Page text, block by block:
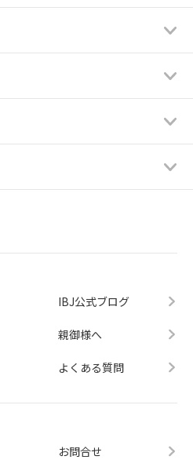
IBJ公式ブログ
親御様へ
よくある質問
お問合せ